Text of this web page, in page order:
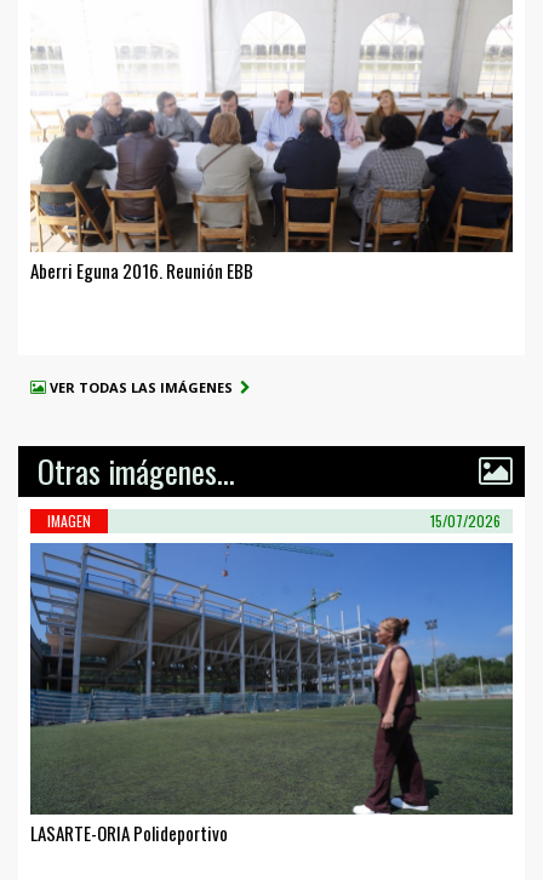
Aberri Eguna 2016. Reunión EBB
VER TODAS LAS IMÁGENES
Otras imágenes...
IMAGEN 15/07/2026
LASARTE-ORIA Polideportivo